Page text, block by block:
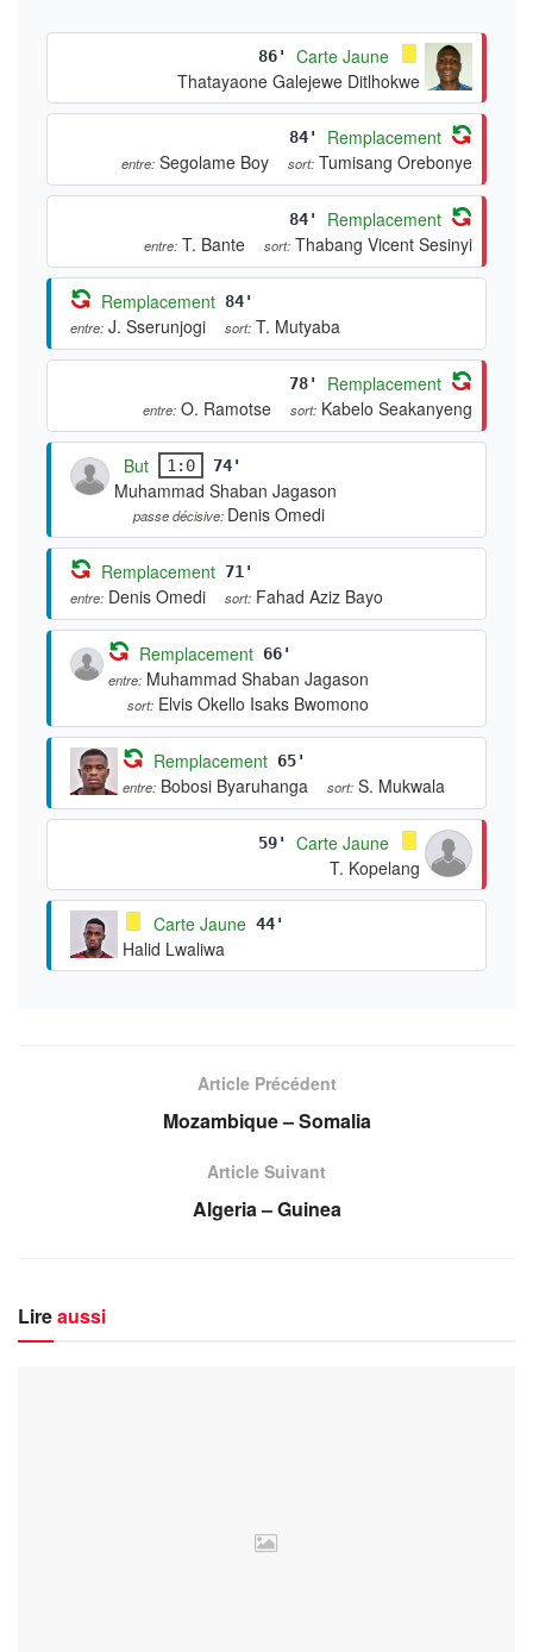
86'
Carte Jaune
Thatayaone Galejewe Ditlhokwe
84' Remplacement
entre: Segolame Boy sort: Tumisang Orebonye
84' Remplacement
entre: T. Bante sort: Thabang Vicent Sesinyi
Remplacement 84'
entre: J. Sserunjogi sort: T. Mutyaba
78' Remplacement
entre: O. Ramotse sort: Kabelo Seakanyeng
But 1:0 74'
Muhammad Shaban Jagason
passe décisive: Denis Omedi
Remplacement 71'
entre: Denis Omedi sort: Fahad Aziz Bayo
Remplacement 66'
entre: Muhammad Shaban Jagason
sort: Elvis Okello Isaks Bwomono
Remplacement 65'
entre: Bobosi Byaruhanga sort: S. Mukwala
59'
Carte Jaune
T. Kopelang
Carte Jaune 44'
Halid Lwaliwa
Article Précédent
Mozambique – Somalia
Article Suivant
Algeria – Guinea
Lireaussi